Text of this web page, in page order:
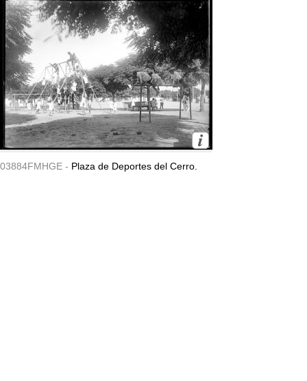
03884FMHGE - Plaza de Deportes del Cerro.